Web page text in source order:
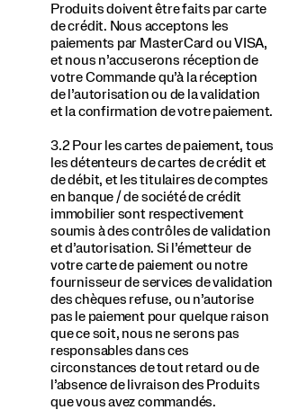
Produits doivent être faits par carte
de crédit. Nous acceptons les
paiements par MasterCard ou VISA,
et nous n’accuserons réception de
votre Commande qu’à la réception
de l’autorisation ou de la validation
et la confirmation de votre paiement.
3.2 Pour les cartes de paiement, tous
les détenteurs de cartes de crédit et
de débit, et les titulaires de comptes
en banque / de société de crédit
immobilier sont respectivement
soumis à des contrôles de validation
et d’autorisation. Si l’émetteur de
votre carte de paiement ou notre
fournisseur de services de validation
des chèques refuse, ou n’autorise
pas le paiement pour quelque raison
que ce soit, nous ne serons pas
responsables dans ces
circonstances de tout retard ou de
l’absence de livraison des Produits
que vous avez commandés.